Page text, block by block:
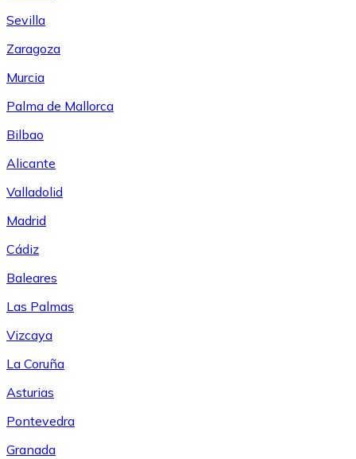
Sevilla
Zaragoza
Murcia
Palma de Mallorca
Bilbao
Alicante
Valladolid
Madrid
Cádiz
Baleares
Las Palmas
Vizcaya
La Coruña
Asturias
Pontevedra
Granada